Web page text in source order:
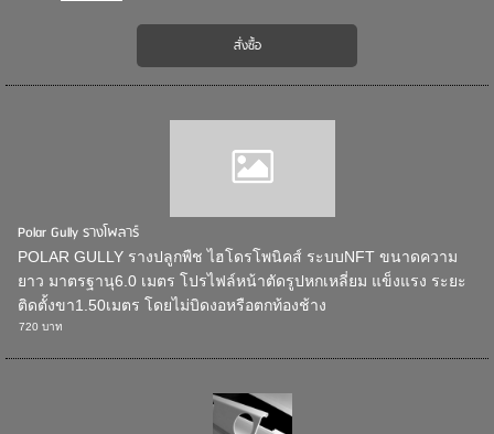
Polar Gully รางโพลาร์
POLAR GULLY รางปลูกพืช ไฮโดรโพนิคส์ ระบบNFT ขนาดความ
ยาว มาตรฐานุ6.0 เมตร โปรไฟล์หน้าตัดรูปหกเหลี่ยม แข็งแรง ระยะ
ติดตั้งขา1.50เมตร โดยไม่บิดงอหรือตกท้องช้าง
720 บาท